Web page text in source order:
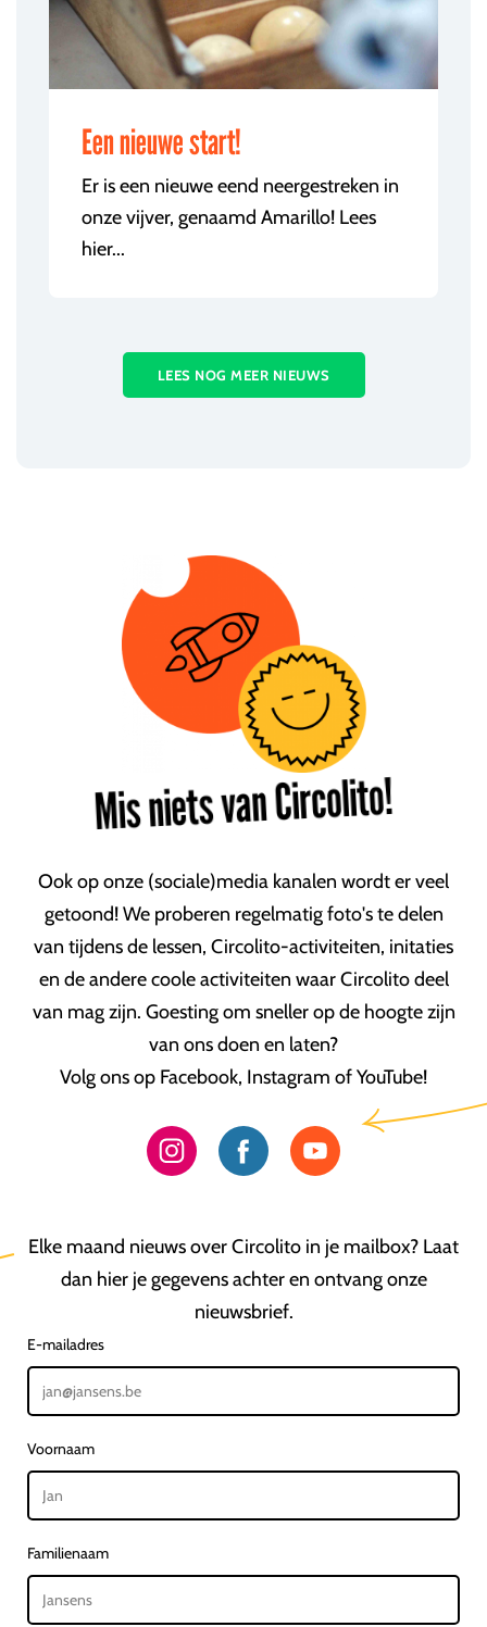
Een nieuwe start!
Er is een nieuwe eend neergestreken in
onze vijver, genaamd Amarillo! Lees
hier...
LEES NOG MEER NIEUWS
Mis niets van Circolito!
Ook op onze (sociale)media kanalen wordt er veel
getoond! We proberen regelmatig foto's te delen
van tijdens de lessen, Circolito-activiteiten, initaties
en de andere coole activiteiten waar Circolito deel
van mag zijn. Goesting om sneller op de hoogte zijn
van ons doen en laten?
Volg ons op Facebook, Instagram of YouTube!
Elke maand nieuws over Circolito in je mailbox? Laat
dan hier je gegevens achter en ontvang onze
nieuwsbrief.
E-mailadres
Voornaam
Familienaam